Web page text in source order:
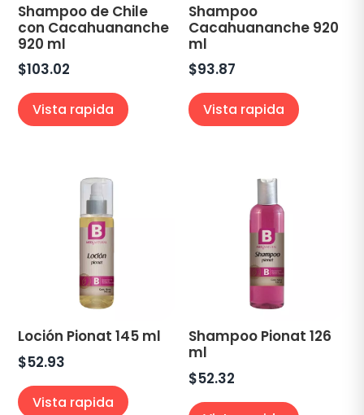
Shampoo de Chile
con Cacahuananche
920 ml
$103.02
Vista rapida
Shampoo
Cacahuananche 920
ml
$93.87
Vista rapida
Loción Pionat 145 ml
$52.93
Vista rapida
Shampoo Pionat 126
ml
$52.32